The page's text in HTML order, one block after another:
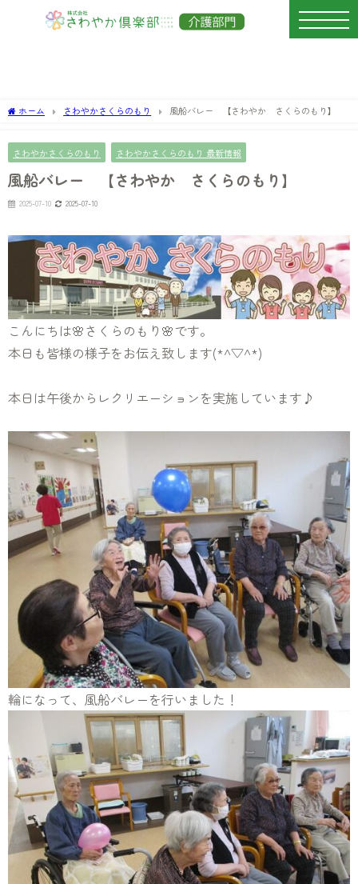
ホーム さわやかさくらのもり 風船バレー 【さわやか さくらのもり】
さわやかさくらのもり さわやかさくらのもり 最新情報
風船バレー 【さわやか さくらのもり】
2025-07-10 2025-07-10
こんにちは🌸さくらのもり🌸です。
本日も皆様の様子をお伝え致します(*^▽^*)
本日は午後からレクリエーションを実施しています♪
輪になって、風船バレーを行いました！